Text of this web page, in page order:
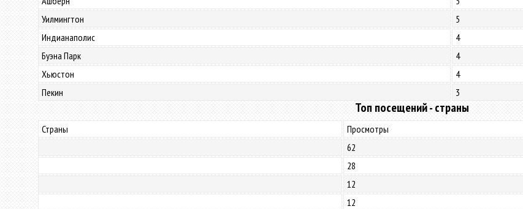
Уилмингтон
5
Индианаполис
4
Буэна Парк
4
Хьюстон
4
Пекин
3
Топ посещений - страны
Страны
Просмотры
62
28
12
12